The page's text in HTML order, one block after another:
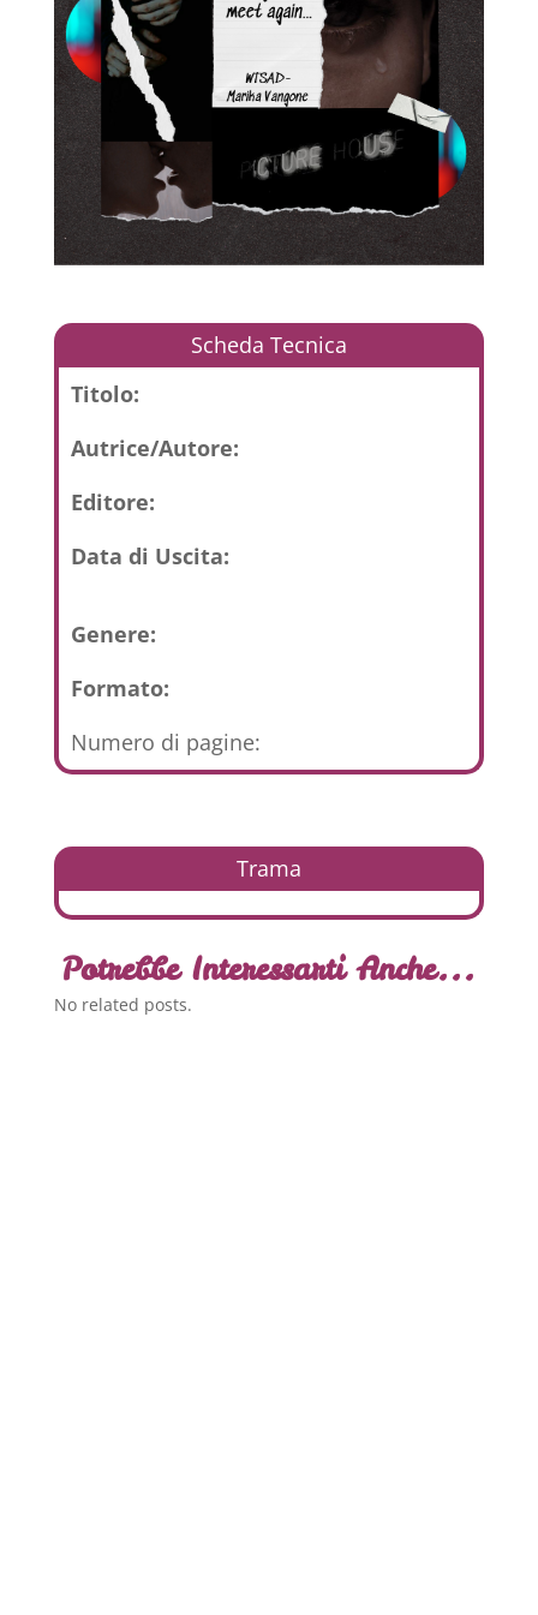
Scheda Tecnica
Titolo:
Autrice/Autore:
Editore:
Data di Uscita:
Genere:
Formato:
Numero di pagine:
Trama
Potrebbe Interessarti Anche...
No related posts.